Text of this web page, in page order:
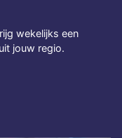
wekelijks een
jouw regio.